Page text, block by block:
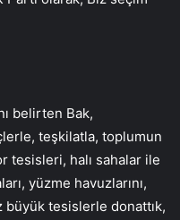
belirten Bak,
teşkilatla, toplumun
tesisleri, halı sahalar ile
yüzme havuzlarını,
büyük tesislerle donattık,